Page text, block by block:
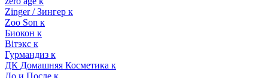
Zinger / Зингер к
Zoo Son к
Биокон к
Вiтэкс к
Гурмандиз к
ДК Домашняя Косметика к